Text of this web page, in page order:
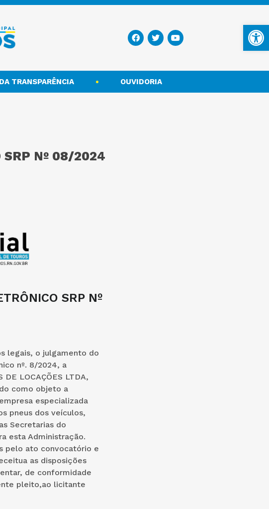
TRANSPARÊNCIA OUVIDORIA
SRP Nº 08/2024
SRP Nº
legais, o julgamento do
nº. 8/2024, a
DE LOCAÇÕES LTDA,
como objeto a
especializada
pneus dos veículos,
Secretarias do
esta Administração.
pelo ato convocatório e
as disposições
de conformidade
pleito,ao licitante